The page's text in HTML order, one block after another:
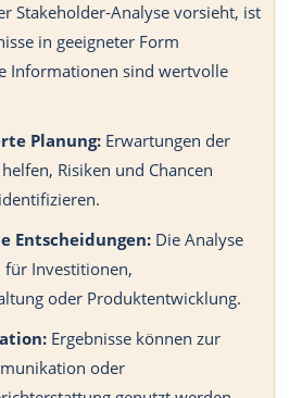
Stakeholder-Analyse vorsieht, ist
in geeigneter Form
Informationen sind wertvolle
Planung: Erwartungen der
Risiken und Chancen
Entscheidungen: Die Analyse
für Investitionen,
oder Produktentwicklung.
Ergebnisse können zur
oder